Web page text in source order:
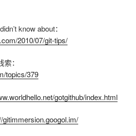
know about：
2010/07/git-tips/
：
topics/379
gotgithub/index.html
gitimmersion.googol.im/